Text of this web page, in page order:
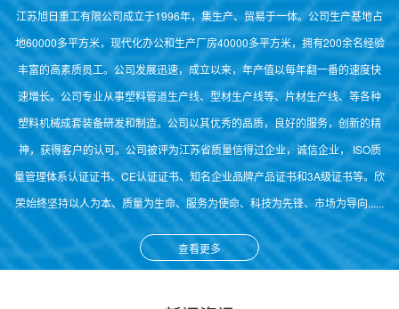
江苏旭日重工有限公司成立于1996年，集生产、贸易于一体。公司生产基地占
地60000多平方米，现代化办公和生产厂房40000多平方米，拥有200余名经验
丰富的高素质员工。公司发展迅速，成立以来，年产值以每年翻一番的速度快
速增长。公司专业从事塑料管道生产线、型材生产线等、片材生产线、等各种
塑料机械成套装备研发和制造。公司以其优秀的品质，良好的服务，创新的精
神，获得客户的认可。公司被评为江苏省质量信得过企业，诚信企业， ISO质
量管理体系认证证书、CE认证证书、知名企业品牌产品证书和3A级证书等。欣
荣始终坚持以人为本、质量为生命、服务为使命、科技为先锋、市场为导向......
查看更多